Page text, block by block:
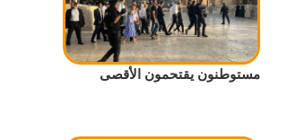
مستوطنون يقتحمون الأقصى